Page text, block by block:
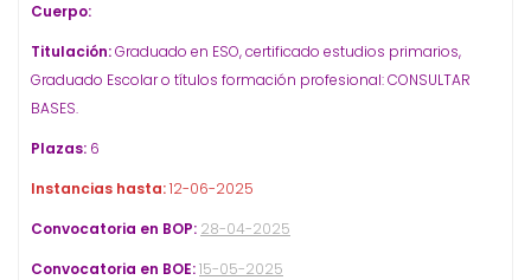
Cuerpo:
Titulación:Graduado en ESO, certificado estudios primarios,
Graduado Escolar o títulos formación profesional: CONSULTAR
BASES.
Plazas: 6
Instancias hasta:12-06-2025
Convocatoria en BOP: 28-04-2025
Convocatoria en BOE:15-05-2025